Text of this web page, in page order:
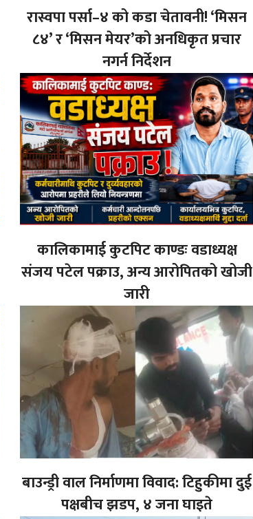
रास्वपा पर्सा–४ को कडा चेतावनी! ‘मिसन
८४’ र ‘मिसन मेयर’को अनधिकृत प्रचार
नगर्न निर्देशन
कालिकामाई कुटपिट काण्डः वडाध्यक्ष
संजय पटेल पक्राउ, अन्य आरोपितको खोजी
जारी
बाउन्ड्री वाल निर्माणमा विवाद: टिहुकीमा दुई
पक्षबीच झडप, ४ जना घाइते